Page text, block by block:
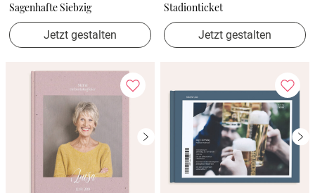
Sagenhafte Siebzig
Jetzt gestalten
Stadionticket
Jetzt gestalten